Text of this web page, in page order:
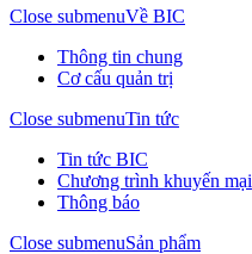
Close submenuVề BIC
Thông tin chung
Cơ cấu quản trị
Close submenuTin tức
Tin tức BIC
Chương trình khuyến mại
Thông báo
Close submenuSản phẩm